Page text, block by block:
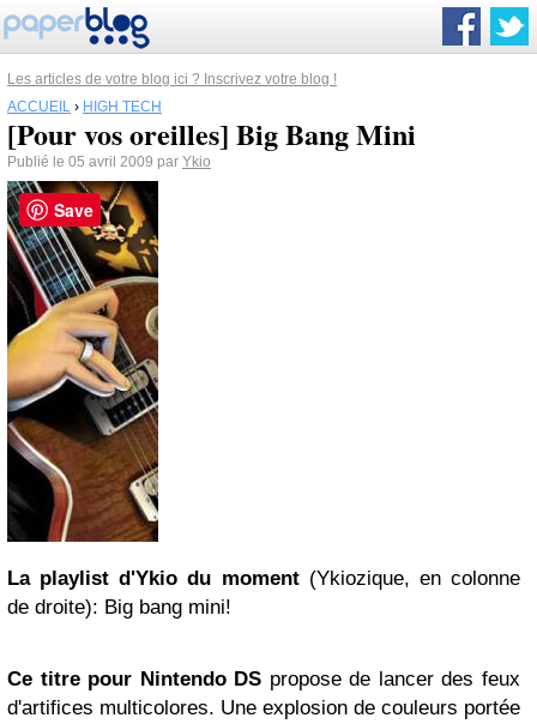
Les articles de votre blog ici ? Inscrivez votre blog !
ACCUEIL › HIGH TECH
[Pour vos oreilles] Big Bang Mini
Publié le 05 avril 2009 par Ykio
La playlist d'Ykio du moment(Ykiozique, en colonne
de droite): Big bang mini!
Ce titre pour NintendoDS propose de lancer des feux
d'artifices multicolores. Une explosion de couleurs portée
Save